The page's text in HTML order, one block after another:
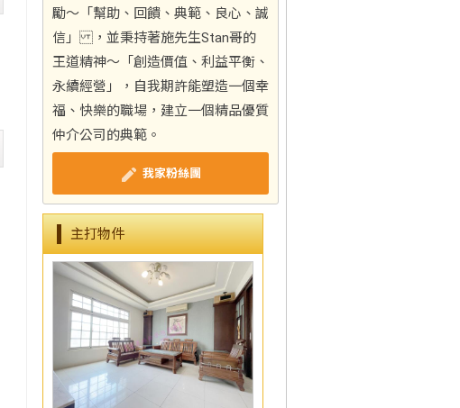
勵～「幫助、回饋、典範、良心、誠
信」 ，並秉持著施先生Stan哥的
王道精神～「創造價值、利益平衡、
永續經營」，自我期許能塑造一個幸
福、快樂的職場，建立一個精品優質
仲介公司的典範。
我家粉絲團
主打物件